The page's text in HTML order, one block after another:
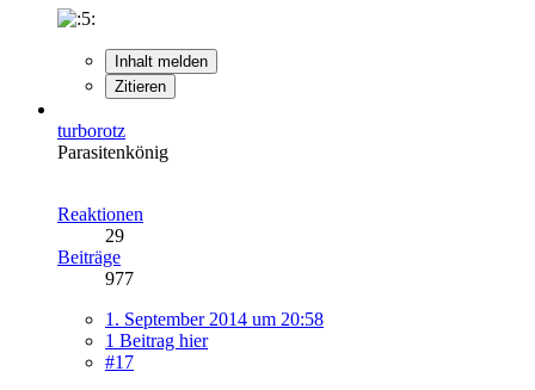
Inhalt melden
Zitieren
turborotz
Parasitenkönig
Reaktionen
29
Beiträge
977
1. September 2014 um 20:58
1 Beitrag hier
#17